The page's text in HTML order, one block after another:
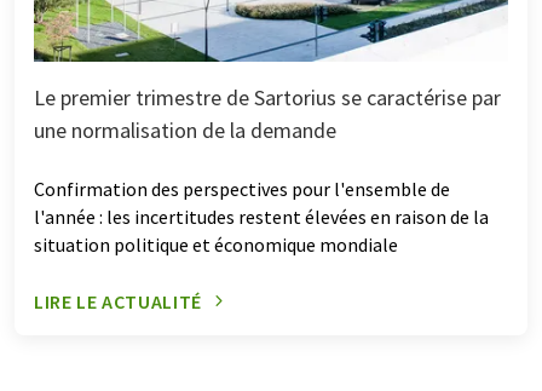
Le premier trimestre de Sartorius se caractérise par
une normalisation de la demande
Confirmation des perspectives pour l'ensemble de
l'année : les incertitudes restent élevées en raison de la
situation politique et économique mondiale
LIRE LE ACTUALITÉ